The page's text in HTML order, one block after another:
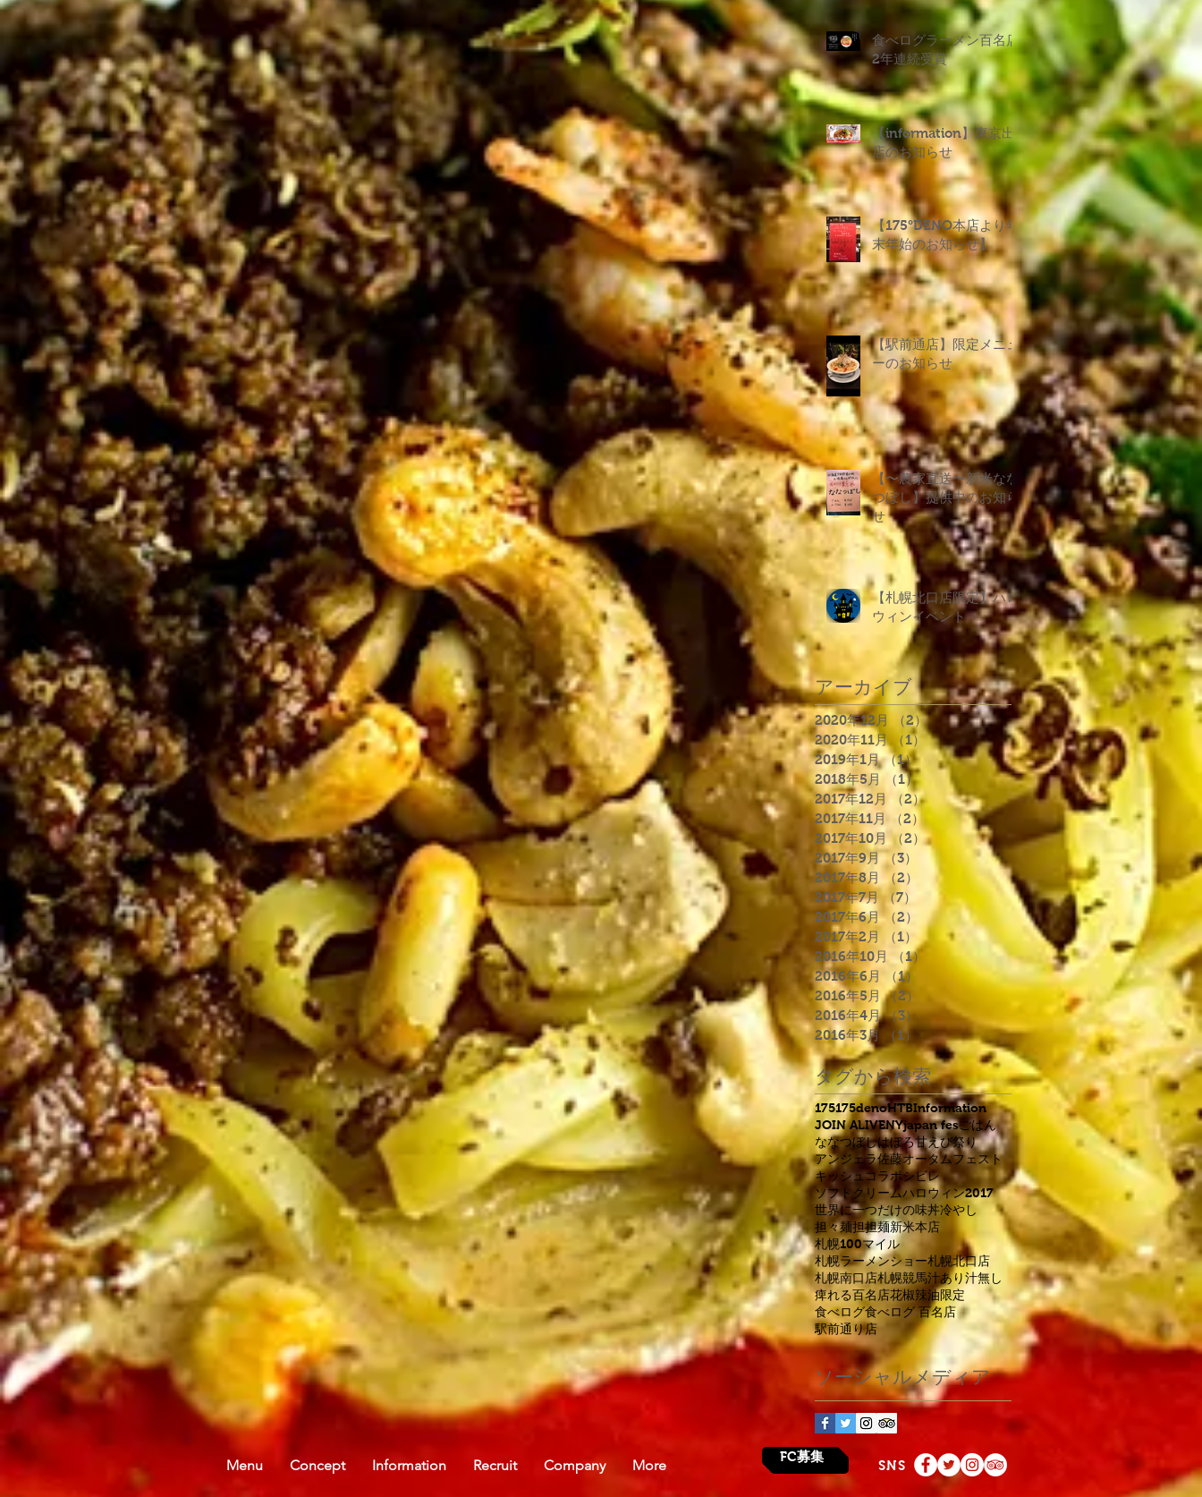
食べログラーメン百名店
2年連続受賞
【information】東京出
店のお知らせ
【175°DENO本店より年
末年始のお知らせ】
【駅前通店】限定メニュ
ーのお知らせ
【〜農家直送〜新米なな
つぼし】提供中のお知ら
せ
【札幌北口店限定】ハロ
ウィンイベント
アーカイブ
2020年12月 （2）2件の記事
2020年11月
（1）1件の記事
2019年1月 （1）1件の記事
2018年5月
（1）1件の記事
2017年12月 （2）2件の記事
2017年11月
（2）
2件の記事
2017年10月 （2）2件の記事
2017年9月 （3）
3件の記事
2017年8月 （2）
2件の記事
2017年7月 （7）
7件の記事
2017年6月 （2）
2件の記事
2017年2月
（1）1件の記事
2016年10月 （1）
1件の記事
2016年6月
（1）
1件の記事
2016年5月 （2）
2件の記事
2016年4月 （3）3件の記事
2016年3月
（1） 1件の記事
タグから検索
175175denoHTBInformation
JOIN ALIVENYjapan fesごはん
ななつぼしはぼろ甘えび祭り
アンジェラ佐藤オータムフェスト
キッシュ コラボシビレ
ソフトクリームハロウィン2017
世界に一つだけの味丼冷やし
担々麺担担麺新米本店
札幌100マイル
札幌ラーメンショー札幌北口店
札幌南口店札幌競馬汁あり汁無し
痺れる百名店花椒辣油限定
食べログ食べログ 百名店
駅前通り店
ソーシャルメディア
Menu Concept Information Recruit Company More
FC募集
SNS